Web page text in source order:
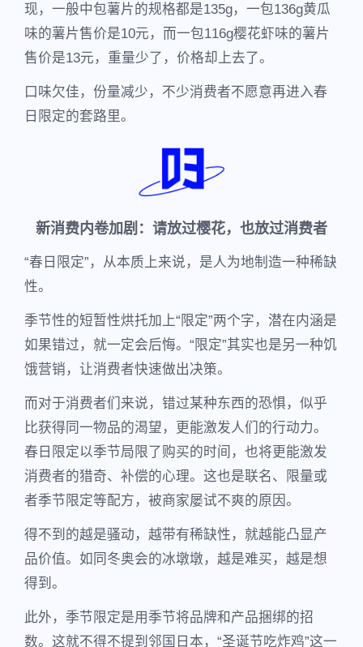
现，一般中包薯片的规格都是135g，一包136g黄瓜
味的薯片售价是10元，而一包116g樱花虾味的薯片
售价是13元，重量少了，价格却上去了。
口味欠佳，份量减少，不少消费者不愿意再进入春
日限定的套路里。
新消费内卷加剧：请放过樱花，也放过消费者
“春日限定”，从本质上来说，是人为地制造一种稀缺
性。
季节性的短暂性烘托加上“限定”两个字，潜在内涵是
如果错过，就一定会后悔。“限定”其实也是另一种饥
饿营销，让消费者快速做出决策。
而对于消费者们来说，错过某种东西的恐惧，似乎
比获得同一物品的渴望，更能激发人们的行动力。
春日限定以季节局限了购买的时间，也将更能激发
消费者的猎奇、补偿的心理。这也是联名、限量或
者季节限定等配方，被商家屡试不爽的原因。
得不到的越是骚动，越带有稀缺性，就越能凸显产
品价值。如同冬奥会的冰墩墩，越是难买，越是想
得到。
此外，季节限定是用季节将品牌和产品捆绑的招
数。这就不得不提到邻国日本，“圣诞节吃炸鸡”这一